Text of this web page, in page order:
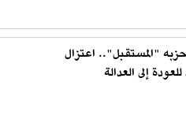
"المستقبل".. اعتزال
إلى العدالة